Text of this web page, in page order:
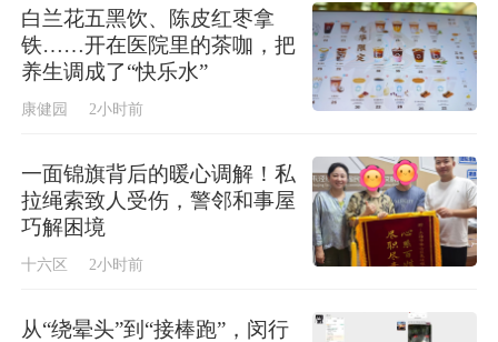
白兰花五黑饮、陈皮红枣拿
铁……开在医院里的茶咖，把
养生调成了“快乐水”
康健园 2小时前
一面锦旗背后的暖心调解！私
拉绳索致人受伤，警邻和事屋
巧解困境
十六区 2小时前
从“绕晕头”到“接棒跑”，闵行